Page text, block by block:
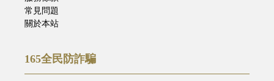
常見問題
關於本站
165全民防詐騙